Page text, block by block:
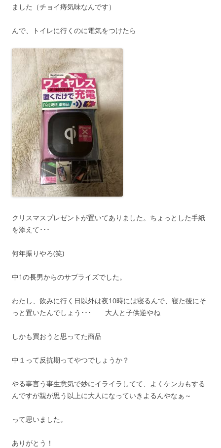
ました（チョイ痔気味なんです）
んで、トイレに行くのに電気をつけたら
クリスマスプレゼントが置いてありました。ちょっとした手紙
を添えて･･･
何年振りやろ(笑)
中1の長男からのサプライズでした。
わたし、飲みに行く日以外は夜10時には寝るんで、寝た後にそ
っと置いたんでしょう･･･ 大人と子供逆やね
しかも買おうと思ってた商品
中１って反抗期ってやつでしょうか？
やる事言う事生意気で妙にイライラしてて、よくケンカもする
んですが親が思う以上に大人になっていきよるんやなぁ～
って思いました。
ありがとう！